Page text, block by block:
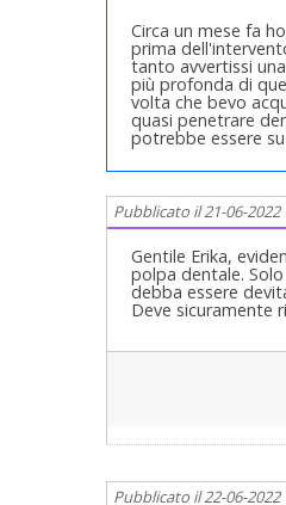
Circa un mese fa
prima
tanto avvertissi
più profonda di
volta che bevo
quasi penetrare
potrebbe essere
Pubblicato il 21-06-2022
Gentile Erika,
polpa dentale.
debba essere
Deve sicuramente
Pubblicato il 22-06-2022